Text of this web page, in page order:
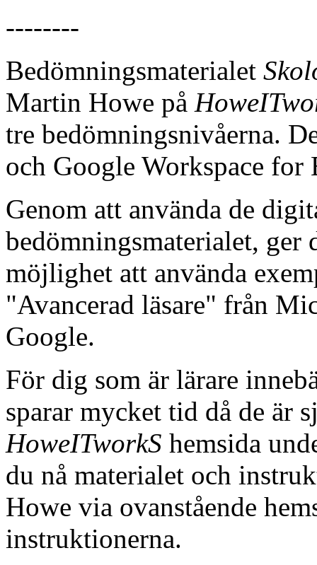
--------
Bedömningsmaterialet
Martin Howe på
tre bedömningsnivåerna.
och Google Workspace for
Genom att använda de
bedömningsmaterialet, ger
möjlighet att använda
"Avancerad läsare" från
Google.
För dig som är lärare
sparar mycket tid då de är
HoweITworkS hemsida
du nå materialet och
Howe via ovanstående
instruktionerna.